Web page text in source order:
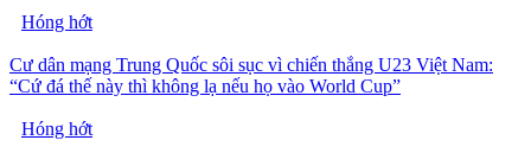
Hóng hớt
Cư dân mạng Trung Quốc sôi sục vì chiến thắng U23 Việt Nam:
“Cứ đá thế này thì không lạ nếu họ vào World Cup”
Hóng hớt